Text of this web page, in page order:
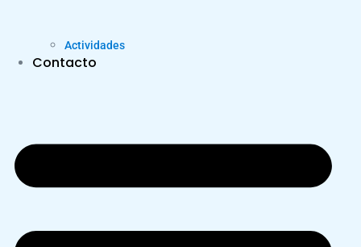
Actividades
Contacto